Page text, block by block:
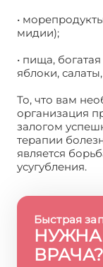
•
мидии);
• пища,
яблоки,
То, что вам
организация
залогом
терапии
является
усугубления.
Быстрая
НУЖНА
ВРАЧА?